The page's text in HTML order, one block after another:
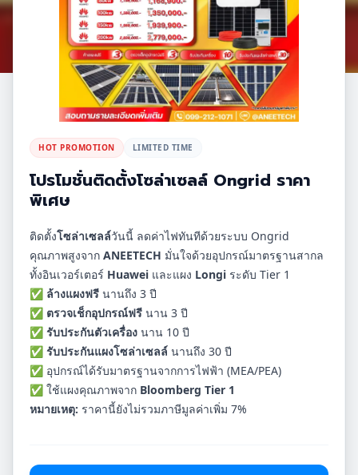
HOT PROMOTION LIMITED TIME
โปรโมชั่นติดตั้งโซล่าเซลล์ Ongrid ราคา
พิเศษ
ติดตั้งโซล่าเซลล์วันนี้ ลดค่าไฟทันทีด้วยระบบ Ongrid
คุณภาพสูงจาก ANEETECH มั่นใจด้วยอุปกรณ์มาตรฐานสากล
ทั้งอินเวอร์เตอร์ Huawei และแผง Longi ระดับ Tier 1
✅ ล้างแผงฟรี นานถึง 3 ปี
✅ ตรวจเช็กอุปกรณ์ฟรี นาน 3 ปี
✅ รับประกันตัวเครื่อง นาน 10 ปี
✅ รับประกันแผงโซล่าเซลล์ นานถึง 30 ปี
✅ อุปกรณ์ได้รับมาตรฐานจากการไฟฟ้า (MEA/PEA)
✅ ใช้แผงคุณภาพจาก Bloomberg Tier 1
หมายเหตุ: ราคานี้ยังไม่รวมภาษีมูลค่าเพิ่ม 7%